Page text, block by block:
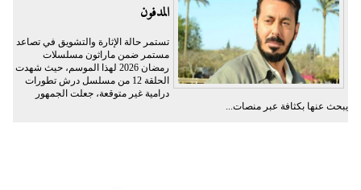
المدفون
تستمر حالة الإثارة والتشويق في تصاعد
مستمر ضمن ماراثون مسلسلات
رمضان 2026 لهذا الموسم، حيث شهدت
الحلقة 12 من مسلسل درش تطورات
درامية غير متوقعة، جعلت الجمهور
يبحث عنها بكثافة عبر منصات...